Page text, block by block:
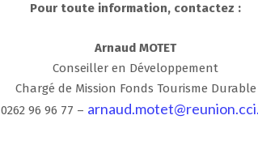
Pour toute information, contactez :
Arnaud MOTET
Conseiller en Développement
Chargé de Mission Fonds Tourisme Durable
0262 96 96 77 –